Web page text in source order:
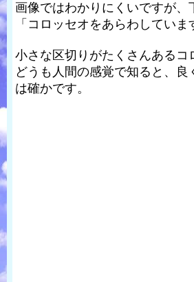
画像ではわかりにくいですが
「コロッセオをあらわしていま
小さな区切りがたくさんあるコ
どうも人間の感覚で知ると、
は確かです。